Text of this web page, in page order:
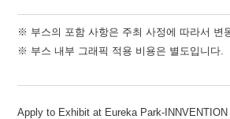
※ 부스의 포함 사항은 주최 사정에 따라서 변
※ 부스 내부 그래픽 적용 비용은 별도입니다.
Apply to Exhibit at Eureka Park-INNVENTION